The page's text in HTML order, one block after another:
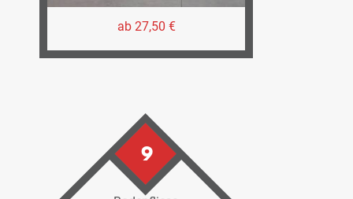
ab 27,50 €
9